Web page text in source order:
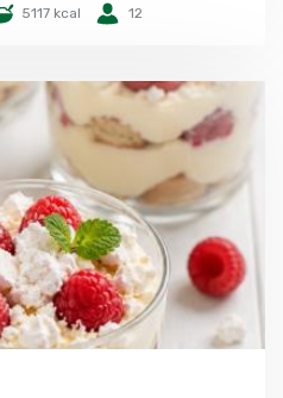
5117 kcal 12